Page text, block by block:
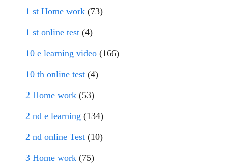
1 st Home work (73)
1 st online test (4)
10 e learning video (166)
10 th online test (4)
2 Home work (53)
2 nd e learning (134)
2 nd online Test (10)
3 Home work (75)